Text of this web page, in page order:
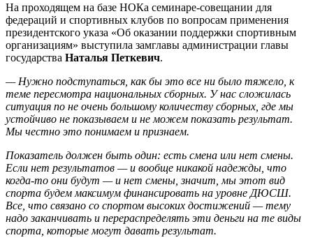
На проходящем на базе НОКа семинаре-совещании для
федераций и спортивных клубов по вопросам применения
президентского указа «Об оказании поддержки спортивным
организациям» выступила замглавы администрации главы
государства Наталья Петкевич.
— Нужно подступаться, как бы это все ни было тяжело, к
теме пересмотра национальных сборных. У нас сложилась
ситуация по не очень большому количеству сборных, где мы
устойчиво не показываем и не можем показать результат.
Мы честно это понимаем и признаем.
Показатель должен быть один: есть смена или нет смены.
Если нет результатов — и вообще никакой надежды, что
когда-то они будут — и нет смены, значит, мы этот вид
спорта будем максимум финансировать на уровне ДЮСШ.
Все, что связано со спортом высоких достижений — тему
надо заканчивать и перераспределять эти деньги на те виды
спорта, которые могут давать результат.